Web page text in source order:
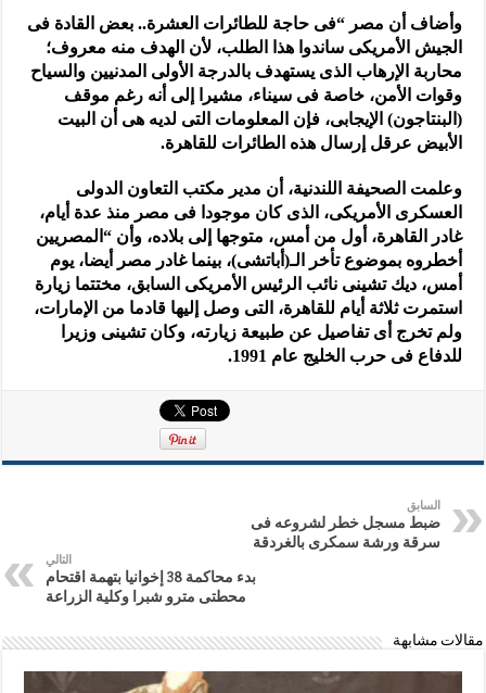
وأضاف أن مصر “فى حاجة للطائرات العشرة.. بعض القادة فى
الجيش الأمريكى ساندوا هذا الطلب، لأن الهدف منه معروف؛
محاربة الإرهاب الذى يستهدف بالدرجة الأولى المدنيين والسياح
وقوات الأمن، خاصة فى سيناء، مشيرا إلى أنه رغم موقف
(البنتاجون) الإيجابى، فإن المعلومات التى لديه هى أن البيت
الأبيض عرقل إرسال هذه الطائرات للقاهرة.
وعلمت الصحيفة اللندنية، أن مدير مكتب التعاون الدولى
العسكرى الأمريكى، الذى كان موجودا فى مصر منذ عدة أيام،
غادر القاهرة، أول من أمس، متوجها إلى بلاده، وأن “المصريين
أخطروه بموضوع تأخر الـ(أباتشى)، بينما غادر مصر أيضا، يوم
أمس، ديك تشينى نائب الرئيس الأمريكى السابق، مختتما زيارة
استمرت ثلاثة أيام للقاهرة، التى وصل إليها قادما من الإمارات،
ولم تخرج أى تفاصيل عن طبيعة زيارته، وكان تشينى وزيرا
للدفاع فى حرب الخليج عام 1991.
السابق
ضبط مسجل خطر لشروعه فى
سرقة ورشة سمكرى بالغردقة
التالي
بدء محاكمة 38 إخوانيا بتهمة اقتحام
محطتى مترو شبرا وكلية الزراعة
مقالات مشابهة